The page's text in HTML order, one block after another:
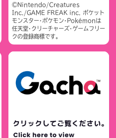
©Nintendo/Creatures
Inc./GAME FREAK inc. ポケット
モンスター･ポケモン･Pokémonは
任天堂･クリーチャーズ･ゲームフリー
クの登録商標です。